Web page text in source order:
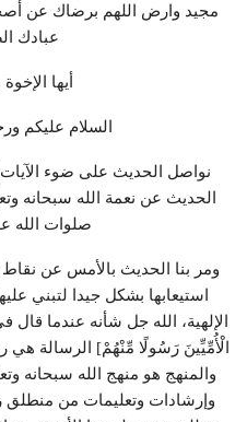
مجيد وارض اللهم برضاك عن
عبادك
أيها
السلام عليكم
نواصل الحديث على ضوء
الحديث عن نعمة الله سبحانه
صلوات الله
ومر بنا الحديث بالأمس عن
استيعابها بشكل جيدا لتبني
الإلهية، الله جل شأنه عندما
الْأُمِّيِّينَ رَسُولًا مِّنْهُمْ] الرسالة
والمنهج هو منهج الله سبحانه
وإرشادات وتعليمات من